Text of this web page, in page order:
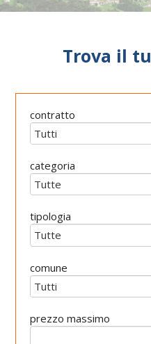
Trova il
contratto
categoria
tipologia
comune
prezzo massimo